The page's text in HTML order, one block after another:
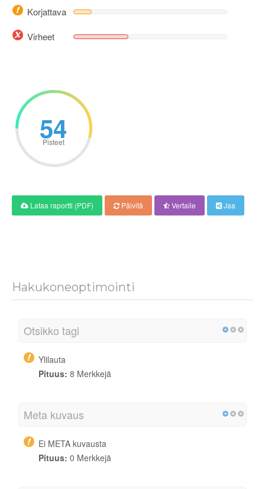
Korjattava
Virheet
54
Pisteet
Lataa raportti (PDF) Päivitä Vertaile Jaa
Hakukoneoptimointi
Otsikko tagi
Ylilauta
Pituus: 8 Merkkejä
Meta kuvaus
Ei META kuvausta
Pituus: 0 Merkkejä